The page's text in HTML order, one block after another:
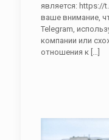
является:
ваше внимание,
Telegram,
компании или
отношения к[…]